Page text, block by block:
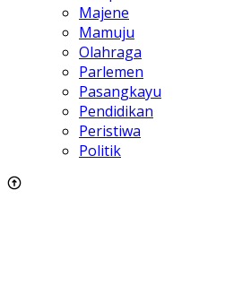
Majene
Mamuju
Olahraga
Parlemen
Pasangkayu
Pendidikan
Peristiwa
Politik